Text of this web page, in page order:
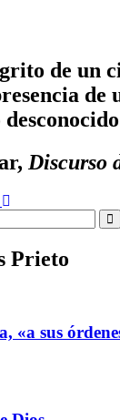
de un
de
Discurso
Prieto
«a sus